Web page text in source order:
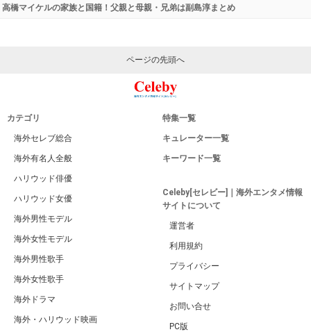
高橋マイケルの家族と国籍！父親と母親・兄弟は副島淳まとめ
ページの先頭へ
カテゴリ
海外セレブ総合
海外有名人全般
ハリウッド俳優
ハリウッド女優
海外男性モデル
海外女性モデル
海外男性歌手
海外女性歌手
海外ドラマ
海外・ハリウッド映画
特集一覧
キュレーター一覧
キーワード一覧
Celeby[セレビー]｜海外エンタメ情報
サイトについて
運営者
利用規約
プライバシー
サイトマップ
お問い合せ
PC版